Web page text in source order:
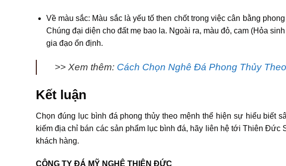
Về màu sắc: Màu sắc là yếu tố then chốt trong việc cân bằng
Chúng đại diện cho đất mẹ bao la. Ngoài ra, màu đỏ, cam (Hỏa
gia đạo ổn định.
>> Xem thêm: Cách Chọn Nghê Đá Phong Thủy
Kết luận
Chọn đúng lục bình đá phong thủy theo mệnh thể hiện sự hiểu biết
kiếm địa chỉ bán các sản phẩm lục bình đá, hãy liên hệ tới Thiên Đức
khách hàng.
CÔNG TY ĐÁ MỸ NGHỆ THIÊN ĐỨC